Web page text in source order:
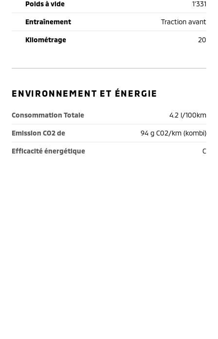
Poids à vide 1'331
Entraînement Traction avant
Kilométrage 20
ENVIRONNEMENT ET ÉNERGIE
Consommation Totale 4.2 l/100km
Emission CO2 de 94 g C02/km (kombi)
Efficacité énergétique C